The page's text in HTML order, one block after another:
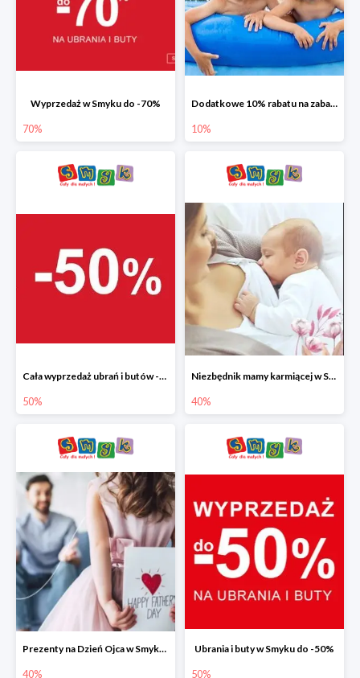
Wyprzedaż w Smyku do -70%
70%
Dodatkowe 10% rabatu na zabawki ogrodowe i baseny
10%
Cała wyprzedaż ubrań i butów -50%
50%
Niezbędnik mamy karmiącej w Smyku do -40%
40%
Prezenty na Dzień Ojca w Smyku do -40%
40%
Ubrania i buty w Smyku do -50%
50%